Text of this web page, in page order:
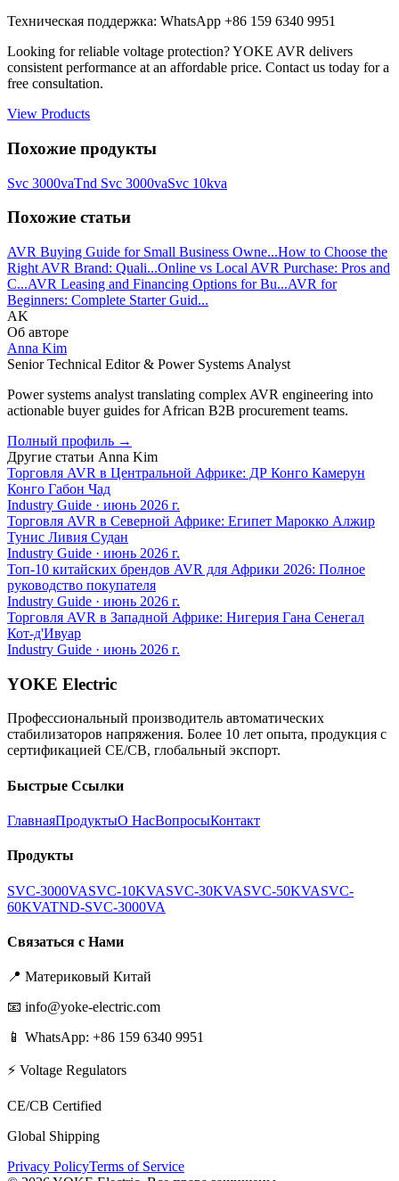
Техническая поддержка: WhatsApp +86 159 6340 9951
Looking for reliable voltage protection? YOKE AVR delivers
consistent performance at an affordable price. Contact us today for a
free consultation.
View Products
Похожие продукты
Svc 3000vaTnd Svc 3000vaSvc 10kva
Похожие статьи
AVR Buying Guide for Small Business Owne...How to Choose the
Right AVR Brand: Quali...Online vs Local AVR Purchase: Pros and
C...AVR Leasing and Financing Options for Bu...AVR for
Beginners: Complete Starter Guid...
AK
Об авторе
Anna Kim
Senior Technical Editor & Power Systems Analyst
Power systems analyst translating complex AVR engineering into
actionable buyer guides for African B2B procurement teams.
Полный профиль →
Другие статьи Anna Kim
Торговля AVR в Центральной Африке: ДР Конго Камерун
Конго Габон Чад
Industry Guide · июнь 2026 г.
Торговля AVR в Северной Африке: Египет Марокко Алжир
Тунис Ливия Судан
Industry Guide · июнь 2026 г.
Топ-10 китайских брендов AVR для Африки 2026: Полное
руководство покупателя
Industry Guide · июнь 2026 г.
Торговля AVR в Западной Африке: Нигерия Гана Сенегал
Кот-д'Ивуар
Industry Guide · июнь 2026 г.
YOKE Electric
Профессиональный производитель автоматических
стабилизаторов напряжения. Более 10 лет опыта, продукция с
сертификацией CE/CB, глобальный экспорт.
Быстрые Ссылки
ГлавнаяПродуктыО НасВопросыКонтакт
Продукты
SVC-3000VASVC-10KVASVC-30KVASVC-50KVASVC-
60KVATND-SVC-3000VA
Связаться с Нами
📍 Материковый Китай
📧 info@yoke-electric.com
📱 WhatsApp: +86 159 6340 9951
⚡ Voltage Regulators
CE/CB Certified
Global Shipping
Privacy PolicyTerms of Service